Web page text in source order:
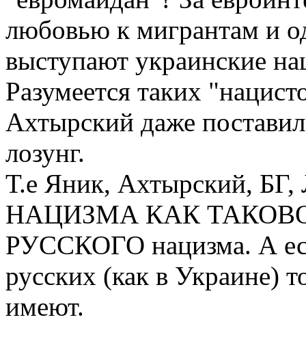
любовью к мигрантам и
выступают украинские
Разумеется таких
Ахтырский даже
лозунг.
Т.е Яник, Ахтырский,
НАЦИЗМА КАК
РУССКОГО нацизма. А
русских (как в Украине)
имеют.